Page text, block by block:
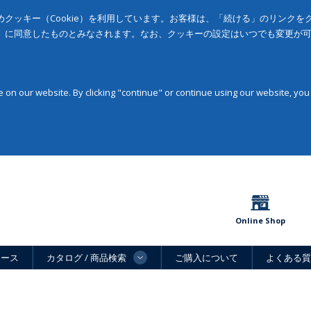
ッキー（Cookie）を利用しています。お客様は、「続ける」のリンク
同意したものとみなされます。なお、クッキーの設定はいつでも変更が
our website. By clicking "continue" or continue using our website,
Online Shop
ス カタログ / 商品検索 ご購入について よくある